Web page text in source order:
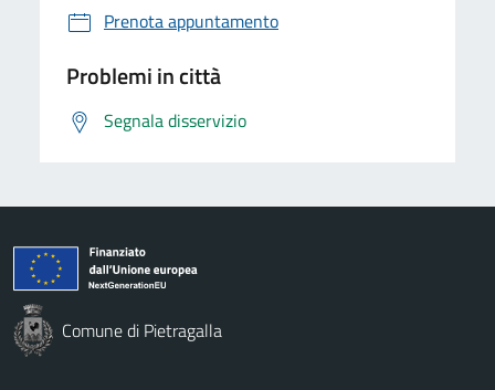
Prenota appuntamento
Problemi in città
Segnala disservizio
Comune di Pietragalla